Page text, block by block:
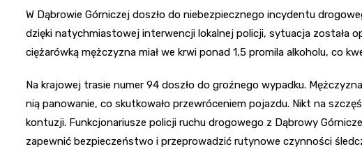
W Dąbrowie Górniczej doszło do niebezpiecznego incydentu
dzięki natychmiastowej interwencji lokalnej policji, sytuacja została
ciężarówką mężczyzna miał we krwi ponad 1,5 promila alkoholu, co
Na krajowej trasie numer 94 doszło do groźnego wypadku.
nią panowanie, co skutkowało przewróceniem pojazdu. Nikt na
kontuzji. Funkcjonariusze policji ruchu drogowego z Dąbrowy
zapewnić bezpieczeństwo i przeprowadzić rutynowe czynności